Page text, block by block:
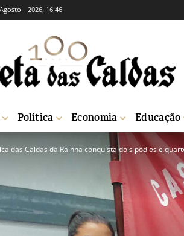
_ 2026, 16:46
Política Economia Educação
das Caldas da Rainha conquista dois pódios e